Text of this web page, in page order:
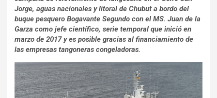
Jorge, aguas nacionales y litoral de Chubut a bordo del
buque pesquero Bogavante Segundo con el MS. Juan de la
Garza como jefe científico, serie temporal que inició en
marzo de 2017 y es posible gracias al financiamiento de
las empresas tangoneras congeladoras.